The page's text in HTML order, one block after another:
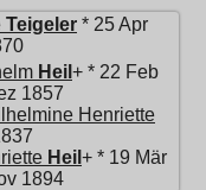
Teigeler * 25 Apr
Heil + * 22 Feb
1857
Henriette
Heil + * 19 Mär
1894